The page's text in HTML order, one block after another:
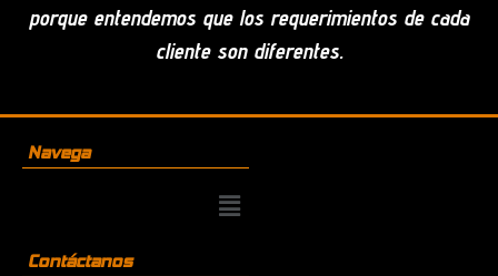
porque entendemos que los requerimientos de cada
cliente son diferentes.
Navega
Contáctanos